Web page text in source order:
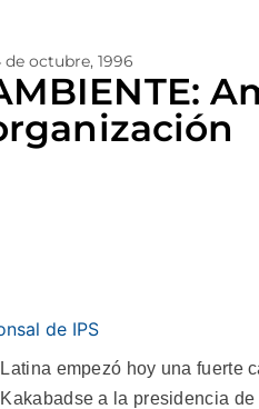
de octubre, 1996
de IPS
empezó hoy una fuerte
a la presidencia